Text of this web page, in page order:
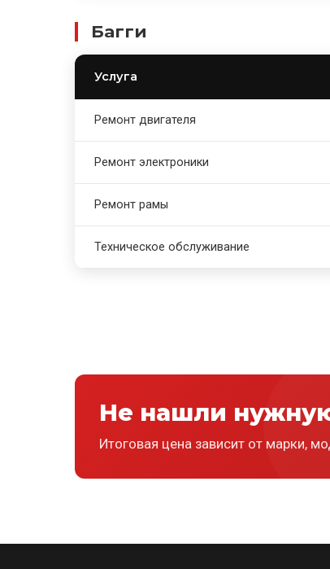
Багги
Услуга
Ремонт двигателя
Ремонт электроники
Ремонт рамы
Техническое обслуживание
Не нашли
Итоговая цена зависит от марки,